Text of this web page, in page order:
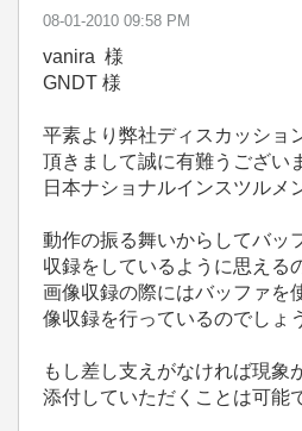
‎08-01-2010 09:58 PM
vanira 様
GNDT 様
平素より弊社ディスカッショ
頂きまして誠に有難うござい
日本ナショナルインスツルメ
動作の振る舞いからしてバッ
収録をしているように思える
画像収録の際にはバッファを
像収録を行っているのでしょ
もし差し支えがなければ現象
添付していただくことは可能